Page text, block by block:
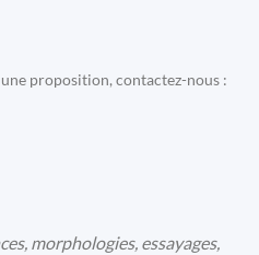
proposition, contactez-nous :
morphologies, essayages,